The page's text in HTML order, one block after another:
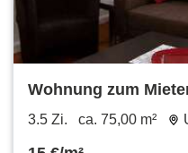
Wohnung zum
3.5 Zi. ca. 75,00 m²